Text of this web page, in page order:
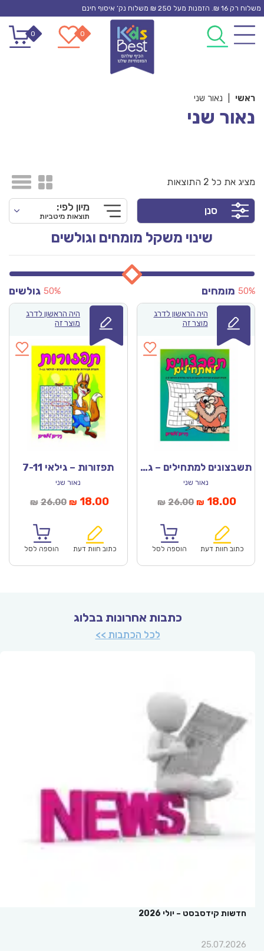
Skip
content
משלוח רק 16 ₪. הזמנות מעל 250 ₪ משלוח נק’ איסוף חינם
0
0
ראשי נאור שני
נאור שני
מציג את כל 2 התוצאות
סנן מיון לפי:
תוצאות מיטביות
שינוי משקל מומחים וגולשים
מומחים 50% גולשים 50%
היה הראשון לדרג
מוצר זה
תשבצונים למתחילים – גילאי 6-8
נאור שני
₪ 26.00המחיר
₪26.00.
₪ 18.00
כתוב חוות דעת הוספה לסל
היה הראשון לדרג
מוצר זה
תפזורות – גילאי 7-11
נאור שני
₪ 26.00המחיר
₪26.00.
₪ 18.00המחיר
כתוב חוות דעת הוספה לסל
כתבות אחרונות בבלוג
לכל הכתבות >>
חדשות קידסבסט – יולי 2026
25.07.2026